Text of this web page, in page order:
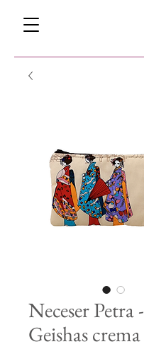
Neceser Petra -
Geishas crema